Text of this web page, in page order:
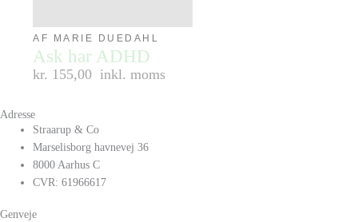
AF MARIE DUEDAHL
Ask har ADHD
kr. 155,00 inkl. moms
Adresse
Straarup & Co
Marselisborg havnevej 36
8000 Aarhus C
CVR: 61966617
Genveje